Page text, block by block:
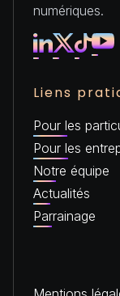
numériques.
Liens
Pour les
Pour les
Notre équipe
Actualités
Parrainage